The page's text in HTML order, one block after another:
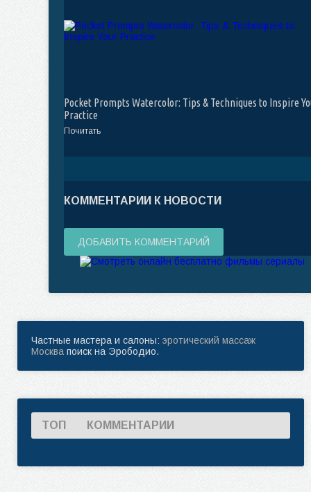
Pocket Prompts Watercolor: Tips & Techniques to Inspire
Practice
Почитать
КОММЕНТАРИИ К НОВОСТИ
ДОБАВИТЬ КОММЕНТАРИЙ
Частные мастера и салоны: эротический массаж
Москва поиск на Эрободио.
ТОП КОММЕНТАРИИ